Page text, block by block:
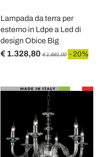
Lampada da terra per
esterno in Ldpe a Led di
design Obice Big
€ 1.328,80 € 1.661,00 - 20%